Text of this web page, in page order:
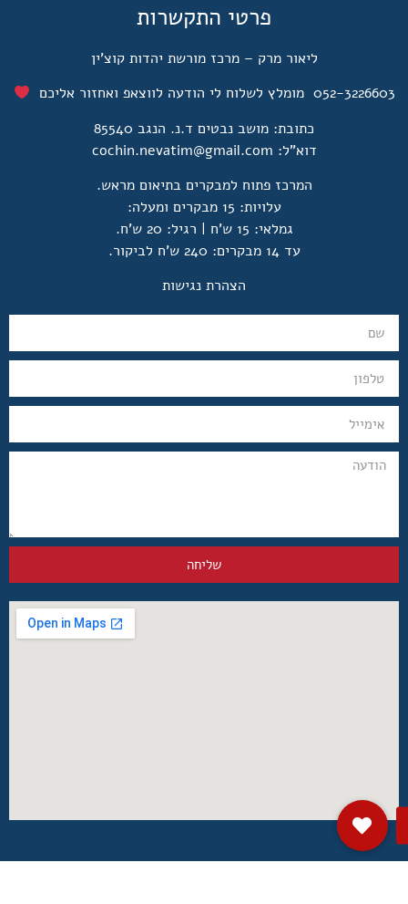
פרטי התקשרות
ליאור מרק – מרכז מורשת יהדות קוצ'ין
3226603 מומלץ לשלוח לי הודעה לווצאפ ואחזור אליכם
כתובת: מושב נבטים ד.נ. הנגב 85540
דוא"ל:cochin.nevatim@gmail.com
המרכז פתוח למבקרים בתיאום מראש.
עלויות: 15 מבקרים ומעלה:
גמלאי: 15 ש'ח | רגיל: 20 ש'ח.
עד 14 מבקרים: 240 ש'ח לביקור.
הצהרת נגישות
שליחה